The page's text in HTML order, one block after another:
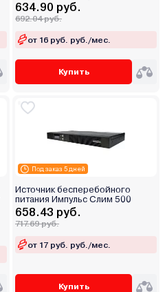
634.90 руб.
692.04 руб.
от 16 руб. руб./мес.
Купить
Под заказ 5 дней
Источник бесперебойного
питания Импульс Слим 500
658.43 руб.
717.69 руб.
от 17 руб. руб./мес.
Купить